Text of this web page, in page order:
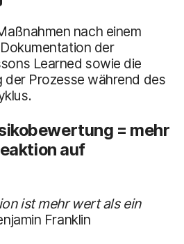
nach einem
der
Learned sowie die
der Prozesse während des
= mehr
auf
ist mehr wert als ein
Franklin